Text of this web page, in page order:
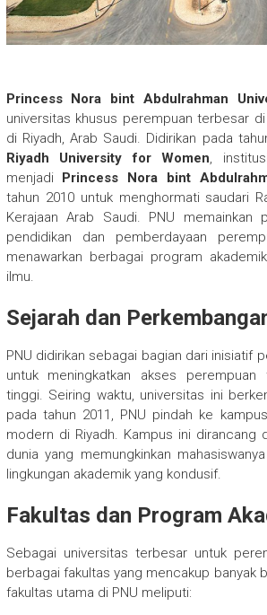
Princess Nora bint Abdulrahman
universitas khusus perempuan terbesar
di Riyadh, Arab Saudi. Didirikan pada
Riyadh University for Women,
menjadi Princess Nora bint
tahun 2010 untuk menghormati saudari
Kerajaan Arab Saudi. PNU memainkan
pendidikan dan pemberdayaan
menawarkan berbagai program
ilmu.
Sejarah dan
PNU didirikan sebagai bagian dari inisiatif
untuk meningkatkan akses perempuan
tinggi. Seiring waktu, universitas ini
pada tahun 2011, PNU pindah ke
modern di Riyadh. Kampus ini dirancang
dunia yang memungkinkan
lingkungan akademik yang kondusif.
Fakultas dan Program
Sebagai universitas terbesar untuk
berbagai fakultas yang mencakup banyak
fakultas utama di PNU meliputi: